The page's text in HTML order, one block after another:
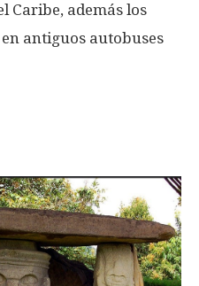
Caribe, además los
antiguos autobuses